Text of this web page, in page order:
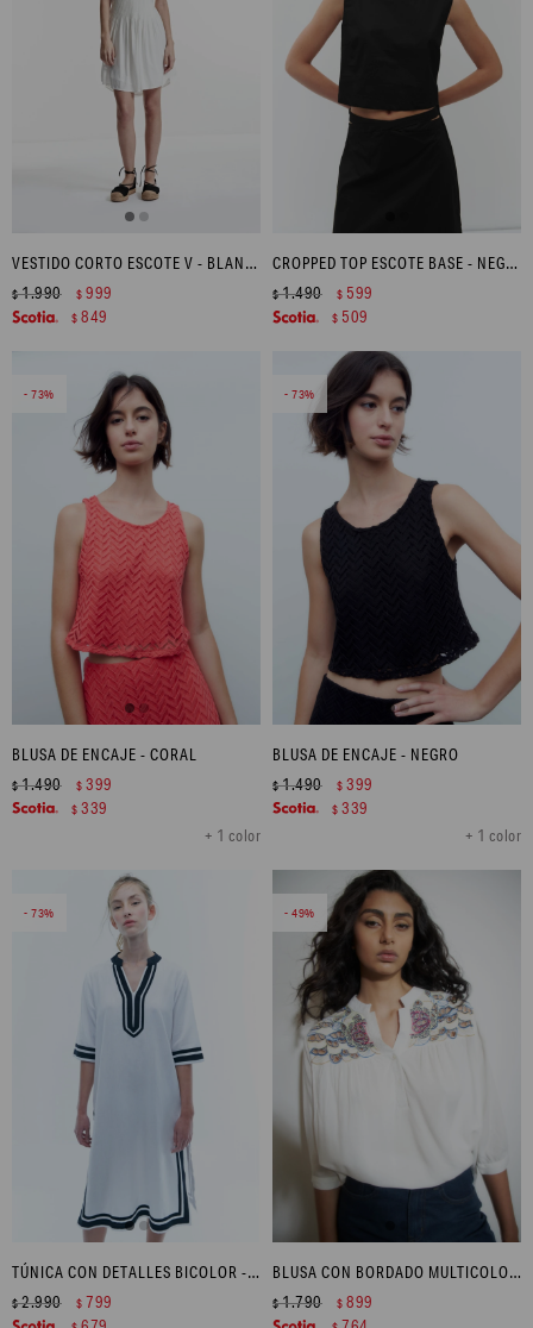
VESTIDO CORTO ESCOTE V - BLANCO
$1.990 $ 999
$ 849
CROPPED TOP ESCOTE BASE - NEGRO
$1.490 $ 599
$ 509
73
BLUSA DE ENCAJE - CORAL
+ 1 color
$1.490 $ 399
$ 339
73
BLUSA DE ENCAJE - NEGRO
+ 1 color
$1.490 $ 399
$ 339
73
TÚNICA CON DETALLES BICOLOR - BLANCO
$2.990 $ 799
49
BLUSA CON BORDADO MULTICOLOR - CRUDO
$1.790 $ 899